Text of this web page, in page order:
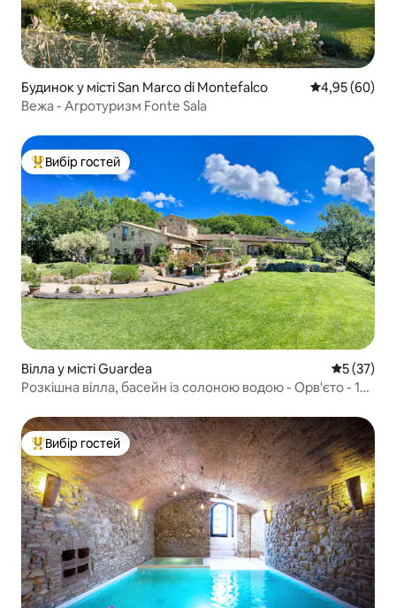
Будинок у місті San Marco di Montefalco Середня
4,95 (60)
Вежа - Агротуризм Fonte Sala
Топ вибір гостей
Вибір гостей
Вілла у місті Guardea Середня
5 (37)
Розкішна вілла, басейн із солоною водою - Орв'єто - 14
Топ вибір гостей
Вибір гостей